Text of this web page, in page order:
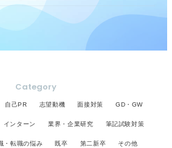
Category
自己PR 志望動機 面接対策 GD・GW
インターン 業界・企業研究 筆記試験対策
・転職の悩み 既卒 第二新卒 その他